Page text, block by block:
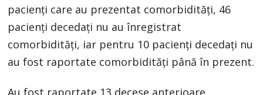
pacienți care au prezentat comorbidități, 46
pacienți decedați nu au înregistrat
comorbidități, iar pentru 10 pacienți decedați nu
au fost raportate comorbidități până în prezent.
Au fost raportate 13 decese anterioare